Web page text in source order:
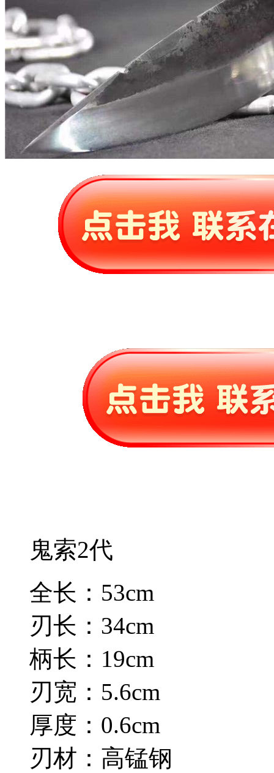
鬼索2代
全长：53cm
刃长：34cm
柄长：19cm
刃宽：5.6cm
厚度：0.6cm
刃材：高锰钢